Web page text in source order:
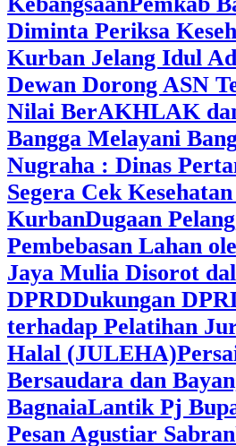
Diminta Periksa
Kurban Jelang Idul
Dewan Dorong ASN
Nilai BerAKHLAK
Bangga Melayani
Nugraha : Dinas
Segera Cek
KurbanDugaan
Pembebasan Lahan
Jaya Mulia Disorot
DPRDDukungan
terhadap Pelatihan
Halal (JULEHA)
Bersaudara dan
BagnaiaLantik Pj
Pesan Agustiar Sabran